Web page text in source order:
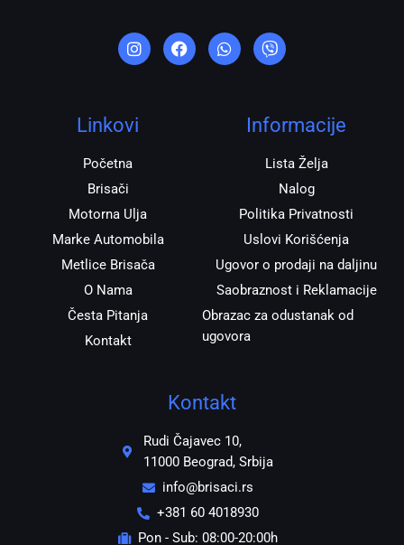
n
s
t
r
a
a
c
e
h
a
t
i
b
e
Linkovi
Početna
Brisači
Motorna Ulja
Marke Automobila
Metlice Brisača
O Nama
Česta Pitanja
Kontakt
Informacije
Lista Želja
Nalog
Politika Privatnosti
Uslovi Korišćenja
Ugovor o prodaji na daljinu
Saobraznost i Reklamacije
Obrazac za odustanak od
ugovora
Kontakt
Rudi Čajavec 10,
11000 Beograd, Srbija
info@brisaci.rs
+381 60 4018930
Pon - Sub: 08:00-20:00h